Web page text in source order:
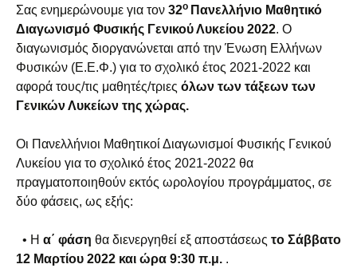
Σας ενημερώνουμε για τον 32ο Πανελλήνιο Μαθητικό
Διαγωνισμό Φυσικής Γενικού Λυκείου 2022. Ο
διαγωνισμός διοργανώνεται από την Ένωση Ελλήνων
Φυσικών (Ε.Ε.Φ.) για το σχολικό έτος 2021-2022 και
αφορά τους/τις μαθητές/τριες όλων των τάξεων των
Γενικών Λυκείων της χώρας.
Οι Πανελλήνιοι Μαθητικοί Διαγωνισμοί Φυσικής Γενικού
Λυκείου για το σχολικό έτος 2021-2022 θα
πραγματοποιηθούν εκτός ωρολογίου προγράμματος, σε
δύο φάσεις, ως εξής:
• Η α΄ φάση θα διενεργηθεί εξ αποστάσεως το Σάββατο
12 Μαρτίου 2022 και ώρα 9:30 π.μ. .